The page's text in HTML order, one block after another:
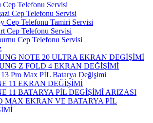
Cep Telefonu Servisi
Cep Telefonu Servisi
Cep Telefonu Tamiri Servisi
Cep Telefonu Servisi
Cep Telefonu Servisi
NOTE 20 ULTRA EKRAN DEGİŞİMİ
Z FOLD 4 EKRAN DEĞİŞİMİ
Pro Max PİL Batarya Değişimi
11 EKRAN DEĞİŞİMİ
11 BATARYA PİL DEGİŞİMİ ARIZASI
MAX EKRAN VE BATARYA PİL